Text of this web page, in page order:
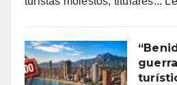
Villajoyosa